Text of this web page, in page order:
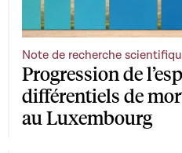
Progression de
différentiels de
au Luxembourg
Note de recherche